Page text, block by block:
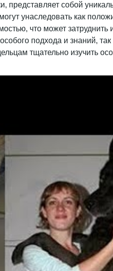
представляет собой
унаследовать как
что может
подхода и знаний, так
тщательно изучить